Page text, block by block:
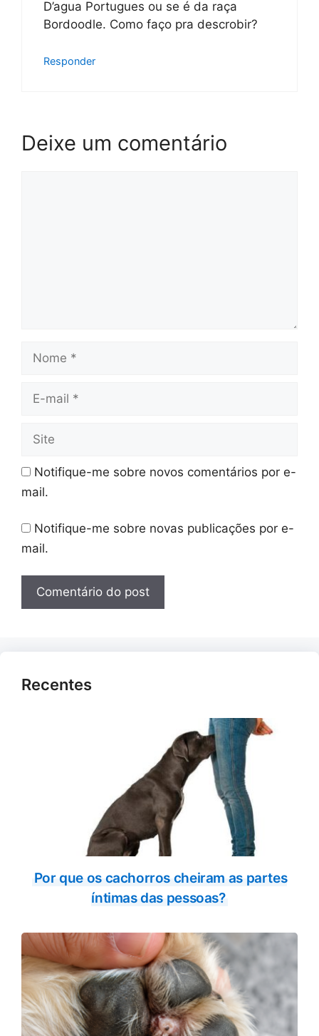
D’agua Portugues ou se é da raça
Bordoodle. Como faço pra descrobir?
Responder
Deixe um comentário
Nome
Site
Notifique-me sobre novos comentários por e-
mail.
Notifique-me sobre novas publicações por e-
mail.
Recentes
Por que os cachorros cheiram as partes
íntimas das pessoas?